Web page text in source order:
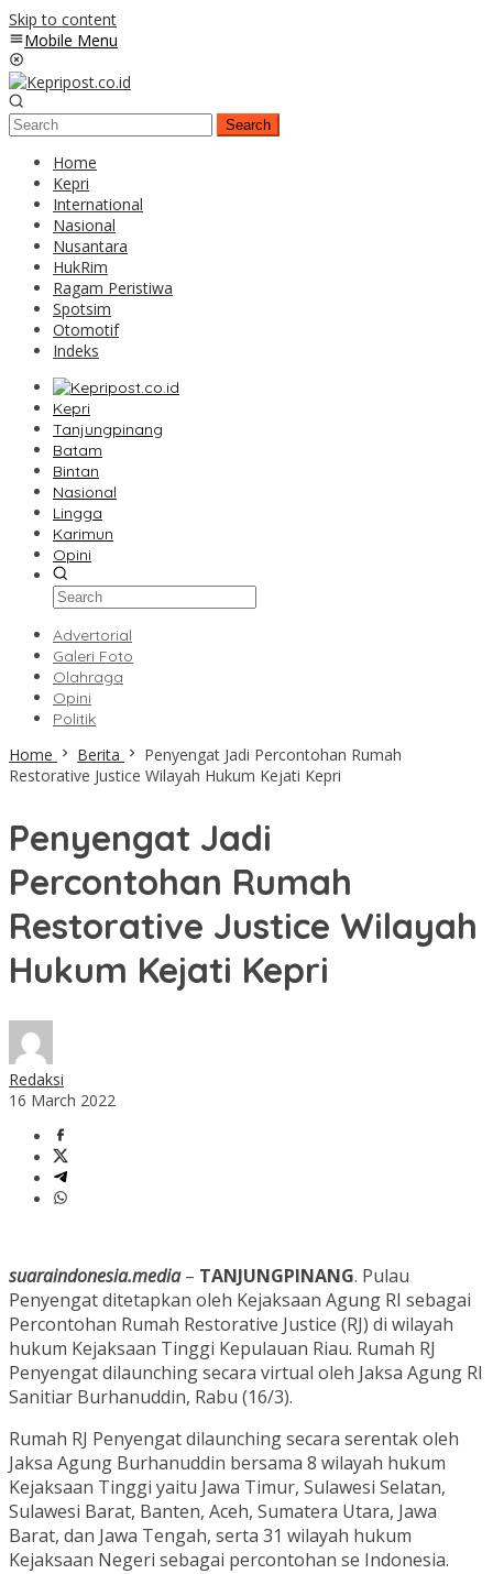
Skip to content
Mobile Menu
Search
Home
Kepri
International
Nasional
Nusantara
HukRim
Ragam Peristiwa
Spotsim
Otomotif
Indeks
Kepri
Tanjungpinang
Batam
Bintan
Nasional
Lingga
Karimun
Opini
Advertorial
Galeri Foto
Olahraga
Opini
Politik
Home Berita
Penyengat Jadi Percontohan Rumah
Restorative Justice Wilayah Hukum Kejati Kepri
Penyengat Jadi
Percontohan Rumah
Restorative Justice Wilayah
Hukum Kejati Kepri
Redaksi
16 March 2022
suaraindonesia.media– TANJUNGPINANG. Pulau
Penyengat ditetapkan oleh Kejaksaan Agung RI sebagai
Percontohan Rumah Restorative Justice (RJ) di wilayah
hukum Kejaksaan Tinggi Kepulauan Riau. Rumah RJ
Penyengat dilaunching secara virtual oleh Jaksa Agung RI
Sanitiar Burhanuddin, Rabu (16/3).
Rumah RJ Penyengat dilaunching secara serentak oleh
Jaksa Agung Burhanuddin bersama 8 wilayah hukum
Kejaksaan Tinggi yaitu Jawa Timur, Sulawesi Selatan,
Sulawesi Barat, Banten, Aceh, Sumatera Utara, Jawa
Barat, dan Jawa Tengah, serta 31 wilayah hukum
Kejaksaan Negeri sebagai percontohan se Indonesia.